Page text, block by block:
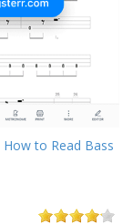
How to Read Bass